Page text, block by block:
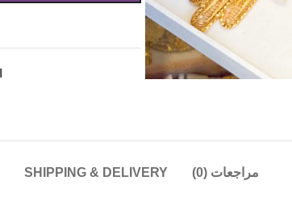
مراجعات (0) SHIPPING & DELIVERY